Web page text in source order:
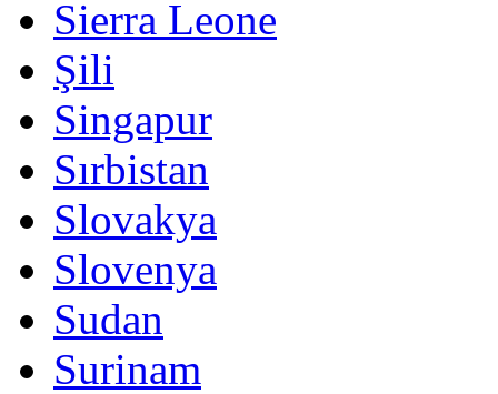
Sierra Leone
Şili
Singapur
Sırbistan
Slovakya
Slovenya
Sudan
Surinam